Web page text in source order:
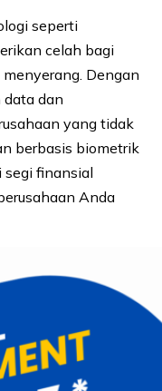
seperti
celah bagi
Dengan
dan
yang tidak
berbasis biometrik
segi finansial
Anda